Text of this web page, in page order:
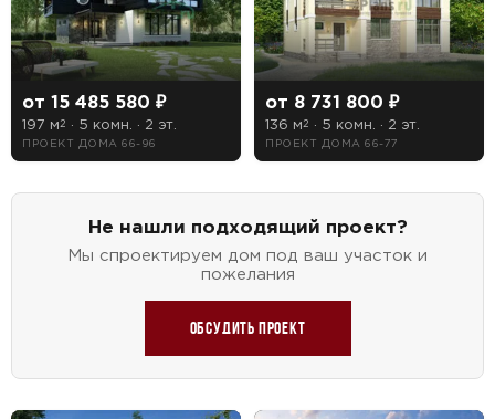
от 15 485 580 ₽
197 м 2 · 5 комн. · 2 эт.
ПРОЕКТ ДОМА 66-96
от 8 731 800 ₽
136 м 2 · 5 комн. · 2 эт.
ПРОЕКТ ДОМА 66-77
Не нашли подходящий проект?
Мы спроектируем дом под ваш участок и
пожелания
Обсудить проект